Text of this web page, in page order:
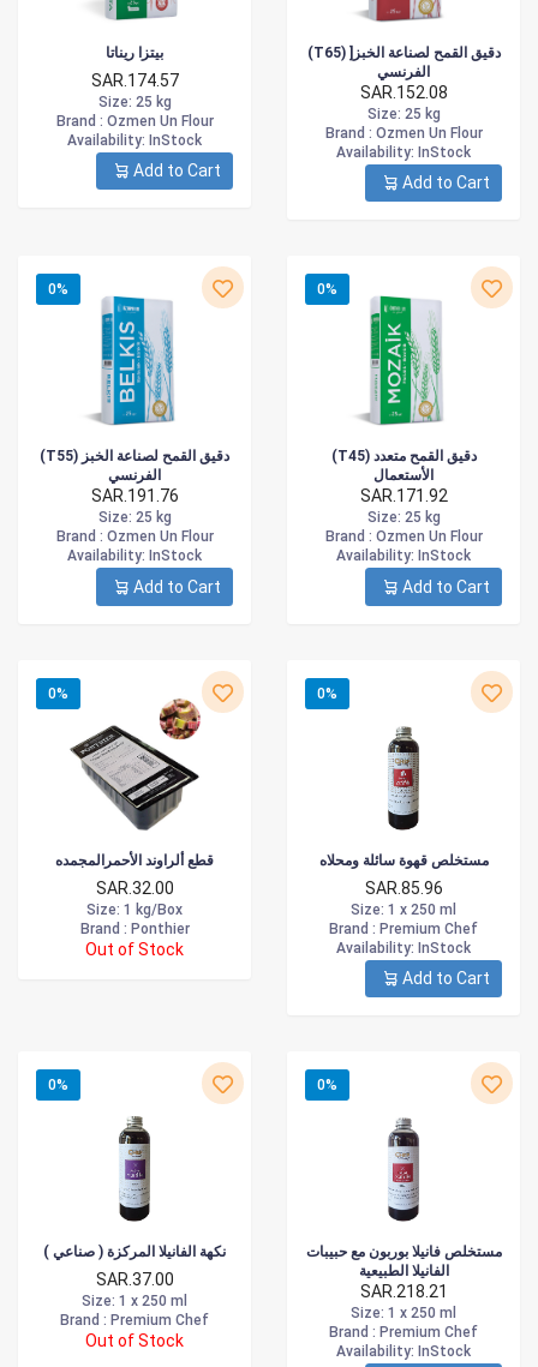
بيتزا ريناتا
SAR.174.57
Size: 25 kg
Brand : Ozmen Un Flour
Availability: InStock
Add to Cart
(T65) ]دقيق القمح لصناعة الخبز
الفرنسي
SAR.152.08
Size: 25 kg
Brand : Ozmen Un Flour
Availability: InStock
Add to Cart
0%
(T55) دقيق القمح لصناعة الخبز
الفرنسي
SAR.191.76
Size: 25 kg
Brand : Ozmen Un Flour
Availability: InStock
Add to Cart
0%
(T45) دقيق القمح متعدد
الأستعمال
SAR.171.92
Size: 25 kg
Brand : Ozmen Un Flour
Availability: InStock
Add to Cart
0%
قطع ألراوند الأحمرالمجمده
SAR.32.00
Size: 1 kg/Box
Brand : Ponthier
Out of Stock
0%
مستخلص قهوة سائلة ومحلاه
SAR.85.96
Size: 1 x 250 ml
Brand : Premium Chef
Availability: InStock
Add to Cart
0%
نكهة الفانيلا المركزة ( صناعي )
SAR.37.00
Size: 1 x 250 ml
Brand : Premium Chef
Out of Stock
0%
مستخلص فانيلا بوربون مع حبيبات
الفانيلا الطبيعية
SAR.218.21
Size: 1 x 250 ml
Brand : Premium Chef
Availability: InStock